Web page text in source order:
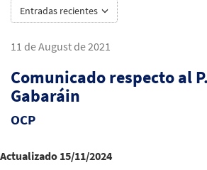
Entradas recientes
11 de August de 2021
Comunicado respecto al
Gabaráin
OCP
Actualizado 15/11/2024